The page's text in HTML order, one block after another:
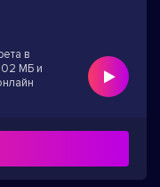
в
МБ и